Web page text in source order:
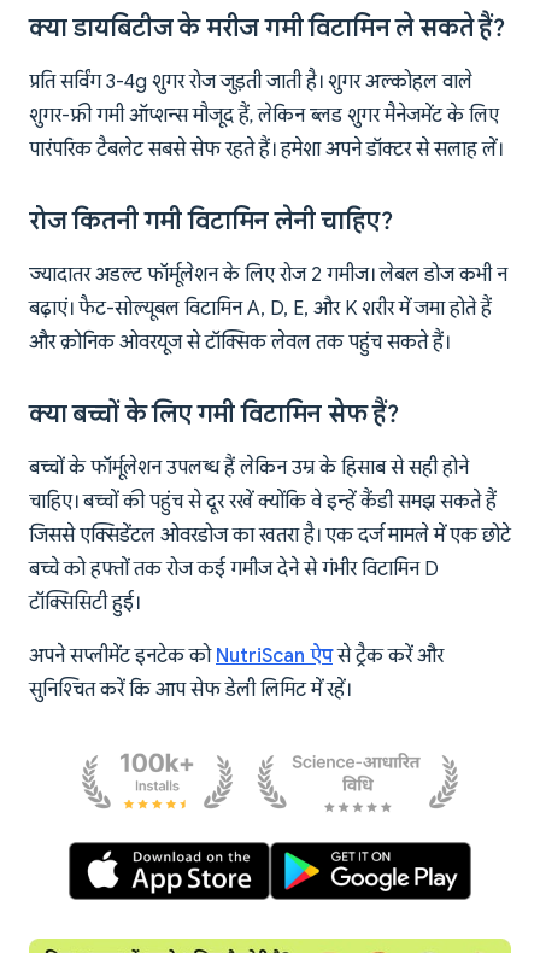
क्या डायबिटीज के मरीज गमी विटामिन ले सकते हैं?
प्रति सर्विंग 3-4g शुगर रोज जुड़ती जाती है। शुगर अल्कोहल वाले
शुगर-फ्री गमी ऑप्शन्स मौजूद हैं, लेकिन ब्लड शुगर मैनेजमेंट के लिए
पारंपरिक टैबलेट सबसे सेफ रहते हैं। हमेशा अपने डॉक्टर से सलाह लें।
रोज कितनी गमी विटामिन लेनी चाहिए?
ज्यादातर अडल्ट फॉर्मूलेशन के लिए रोज 2 गमीज। लेबल डोज कभी न
बढ़ाएं। फैट-सोल्यूबल विटामिन A, D, E, और K शरीर में जमा होते हैं
और क्रोनिक ओवरयूज से टॉक्सिक लेवल तक पहुंच सकते हैं।
क्या बच्चों के लिए गमी विटामिन सेफ हैं?
बच्चों के फॉर्मूलेशन उपलब्ध हैं लेकिन उम्र के हिसाब से सही होने
चाहिए। बच्चों की पहुंच से दूर रखें क्योंकि वे इन्हें कैंडी समझ सकते हैं
जिससे एक्सिडेंटल ओवरडोज का खतरा है। एक दर्ज मामले में एक छोटे
बच्चे को हफ्तों तक रोज कई गमीज देने से गंभीर विटामिन D
टॉक्सिसिटी हुई।
अपने सप्लीमेंट इनटेक को NutriScan ऐपसे ट्रैक करें और
सुनिश्चित करें कि आप सेफ डेली लिमिट में रहें।